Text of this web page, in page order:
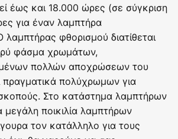
έως και 18.000 ώρες (σε σύγκριση
για έναν λαμπτήρα
φθορισμού διατίθεται
φάσμα χρωμάτων,
πολλών αποχρώσεων του
πραγματικά πολύχρωμων για
Στο κατάστημα λαμπτήρων
μεγάλη ποικιλία λαμπτήρων
τον κατάλληλο για τους